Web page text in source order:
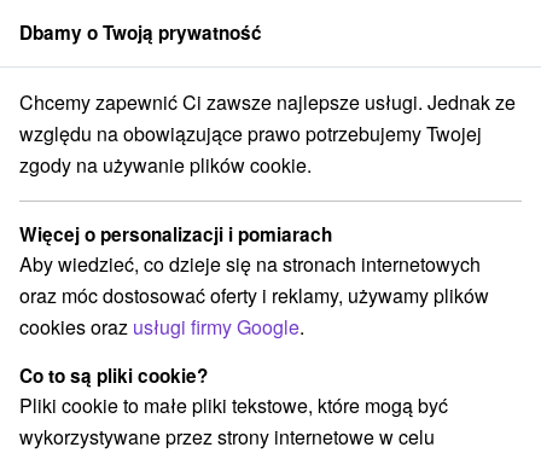
członek grupySorger
Słowacji Východné Slovensko Prešovský kraj Štrbské Pleso
TOP - bestsellery specjalne oferty
na Słowacji Štrbské Pleso
Kategorie
Wszystkie kategorie
Pobyty z rabatem
Wellness pobyty(4) Wyjazdy weekendowe
Romantyczne wypady(1) Pobyty dla seniorów(3)
Wakacje rodzinne(4)
Dbamy o Twoją prywatność
Chcemy zapewnić Ci zawsze najlepsze usługi. Jednak ze
względu na obowiązujące prawo potrzebujemy Twojej
zgody na używanie plików cookie.
Więcej o personalizacji i pomiarach
Aby wiedzieć, co dzieje się na stronach internetowych
oraz móc dostosować oferty i reklamy, używamy plików
cookies oraz usługi firmy Google.
Co to są pliki cookie?
Pliki cookie to małe pliki tekstowe, które mogą być
wykorzystywane przez strony internetowe w celu